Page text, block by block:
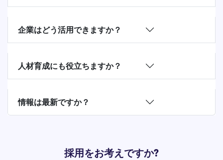
企業はどう活用できますか？
人材育成にも役立ちますか？
情報は最新ですか？
採用をお考えですか?